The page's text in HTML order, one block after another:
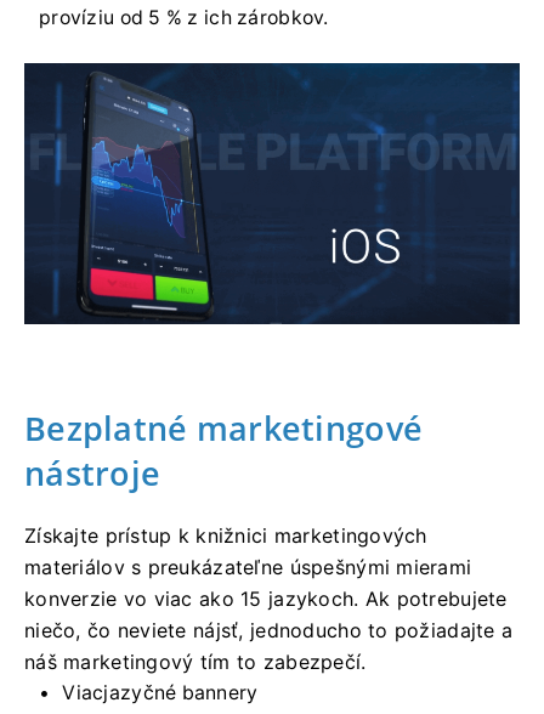
províziu od 5 % z ich zárobkov.
Bezplatné marketingové
nástroje
Získajte prístup k knižnici marketingových
materiálov s preukázateľne úspešnými mierami
konverzie vo viac ako 15 jazykoch. Ak potrebujete
niečo, čo neviete nájsť, jednoducho to požiadajte a
náš marketingový tím to zabezpečí.
Viacjazyčné bannery